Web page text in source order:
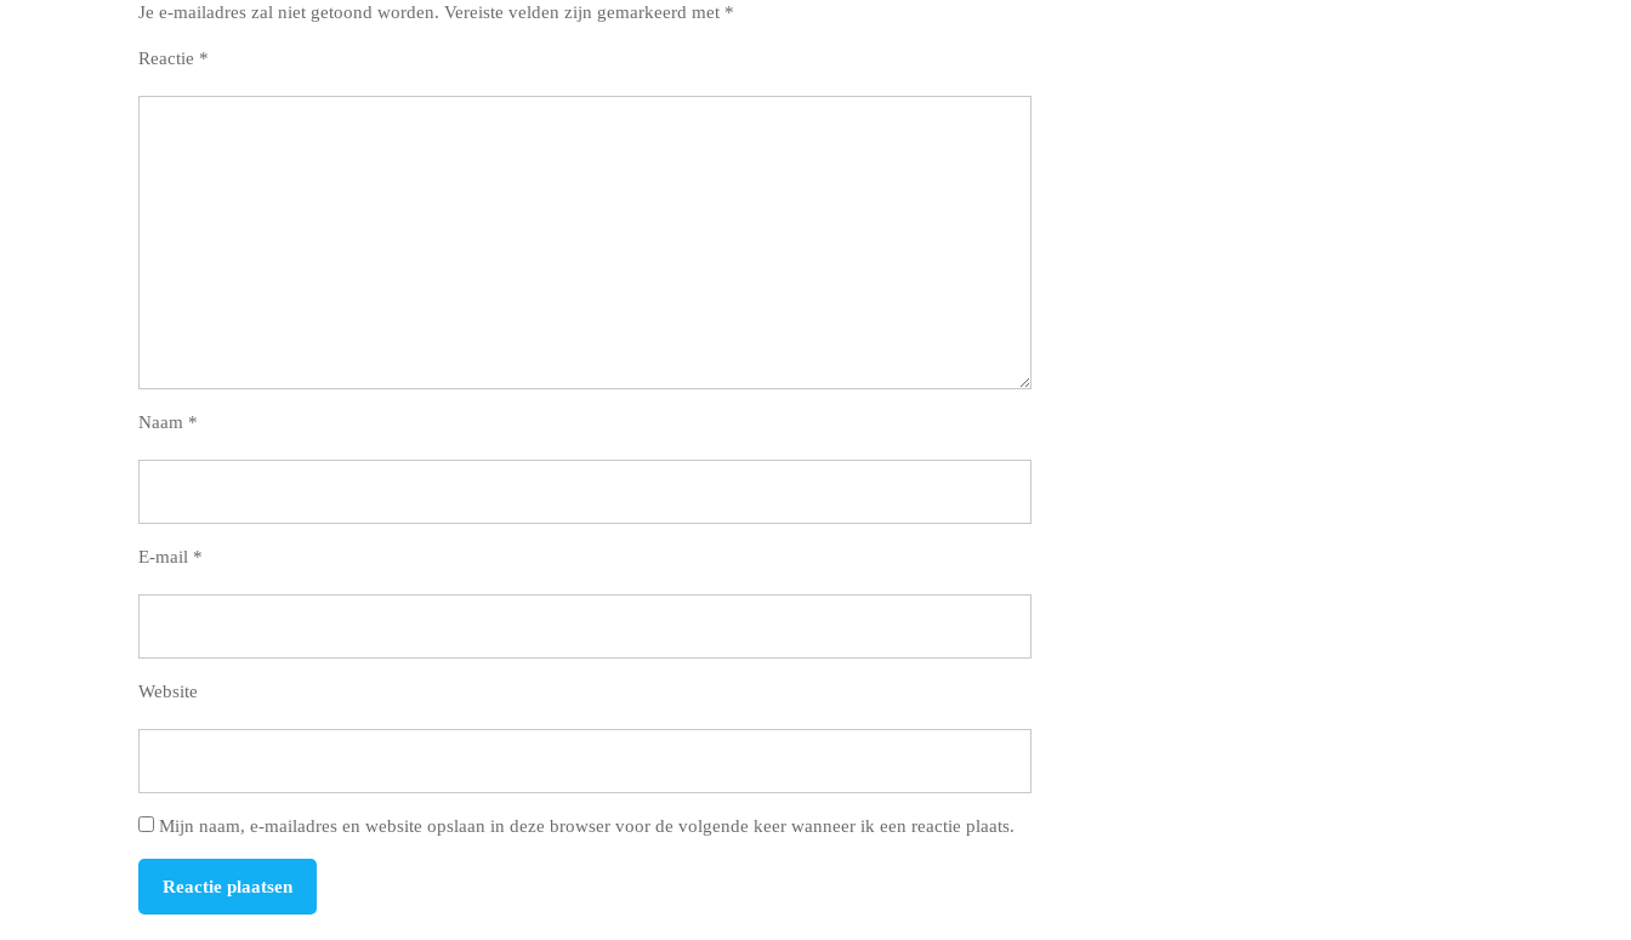
Je e-mailadres zal niet getoond worden. Vereiste velden zijn gemarkeerd met *
Reactie *
Naam *
E-mail *
Website
Mijn naam, e-mailadres en website opslaan in deze browser voor de volgende keer wanneer ik een reactie plaats.